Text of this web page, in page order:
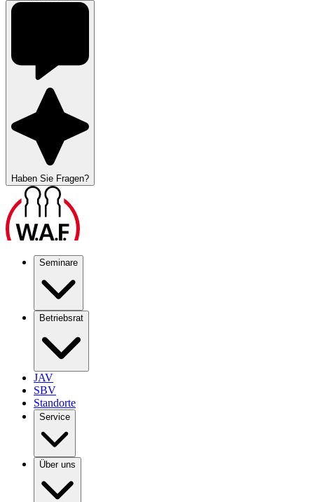
Haben Sie Fragen?
Seminare
Betriebsrat
JAV
SBV
Standorte
Service
Über uns